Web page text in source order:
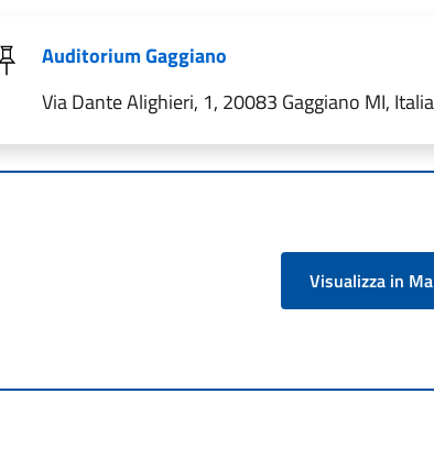
Auditorium Gaggiano
Via Dante Alighieri, 1, 20083 Gaggiano MI, Italia
Visualizza in